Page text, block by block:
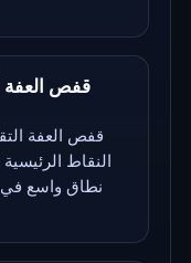
قفص العفة
قفص العفة
النقاط
نطاق واسع في